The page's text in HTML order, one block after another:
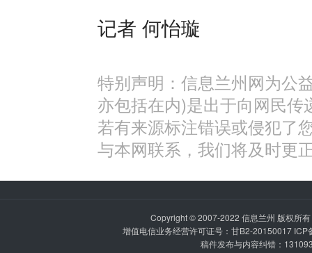
记者 何怡璇
特别声明：信息兰州网为公
亦包括在内)是出于向网民
若有来源标注错误或侵犯了
与本网联系，我们将及时更
Copyright © 2007-2022 信息兰州 版权所
增值电信业务经营许可证号：甘B2-20150017 ICP
稿件发布与内容纠错：